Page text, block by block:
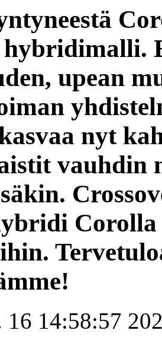
upean
nyt
vauhdin
Corolla
16 14:58:57